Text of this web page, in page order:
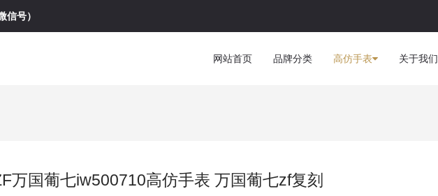
信号）
网站首页 品牌分类 高仿手表 关于我们
万国葡七iw500710高仿手表 万国葡七zf复刻